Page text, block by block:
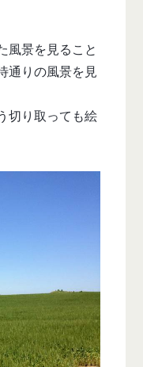
風景を見ること
通りの風景を見
切り取っても絵